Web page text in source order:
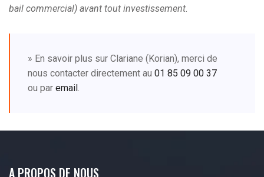
bail commercial) avant tout investissement.
» En savoir plus sur Clariane (Korian), merci de
nous contacter directement au 01 85 09 00 37
ou par email
A PROPOS DE NOUS